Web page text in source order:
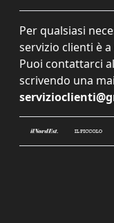
Per qualsiasi
servizio clienti è
Puoi contattarci
scrivendo una